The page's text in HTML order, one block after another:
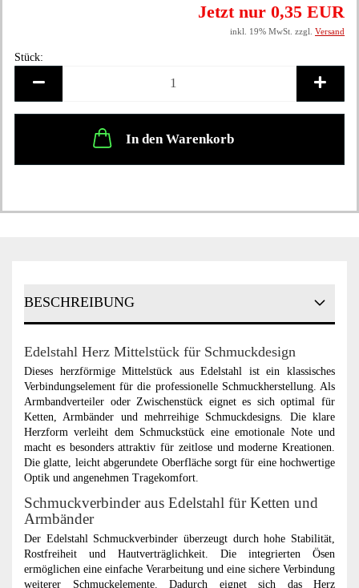
Jetzt nur 0,35 EUR
inkl. 19% MwSt. zzgl. Versand
Stück:
In den Warenkorb
BESCHREIBUNG
Edelstahl Herz Mittelstück für Schmuckdesign
Dieses herzförmige Mittelstück aus Edelstahl ist ein klassisches
Verbindungselement für die professionelle Schmuckherstellung. Als
Armbandverteiler oder Zwischenstück eignet es sich optimal für
Ketten, Armbänder und mehrreihige Schmuckdesigns. Die klare
Herzform verleiht dem Schmuckstück eine emotionale Note und
macht es besonders attraktiv für zeitlose und moderne Kreationen.
Die glatte, leicht abgerundete Oberfläche sorgt für eine hochwertige
Optik und angenehmen Tragekomfort.
Schmuckverbinder aus Edelstahl für Ketten und
Armbänder
Der Edelstahl Schmuckverbinder überzeugt durch hohe Stabilität,
Rostfreiheit und Hautverträglichkeit. Die integrierten Ösen
ermöglichen eine einfache Verarbeitung und eine sichere Verbindung
weiterer Schmuckelemente. Dadurch eignet sich das Herz